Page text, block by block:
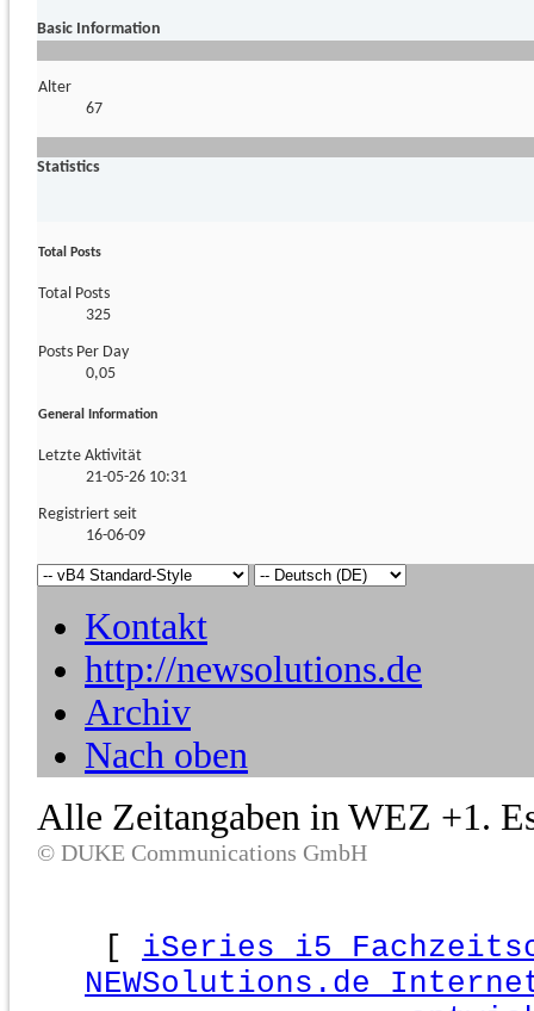
Basic Information
Alter
67
Statistics
Total Posts
Total Posts
325
Posts Per Day
0,05
General Information
Letzte Aktivität
21-05-26 10:31
Registriert seit
16-06-09
Kontakt
http://newsolutions.de
Archiv
Nach oben
Alle Zeitangaben in WEZ +1.
© DUKE Communications GmbH
[ iSeries i5
NEWSolutions.de